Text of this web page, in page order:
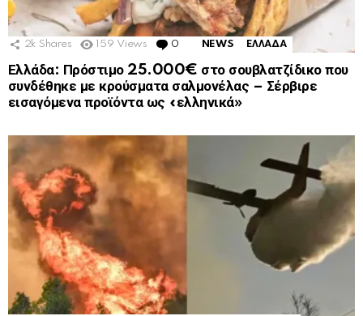
2k Shares 159 Views 0 Comments
NEWS ΕΛΛΑΔΑ
Ελλάδα: Πρόστιμο 25.000€ στο σουβλατζίδικο που
συνδέθηκε με κρούσματα σαλμονέλας – Σέρβιρε
εισαγόμενα προϊόντα ως «ελληνικά»